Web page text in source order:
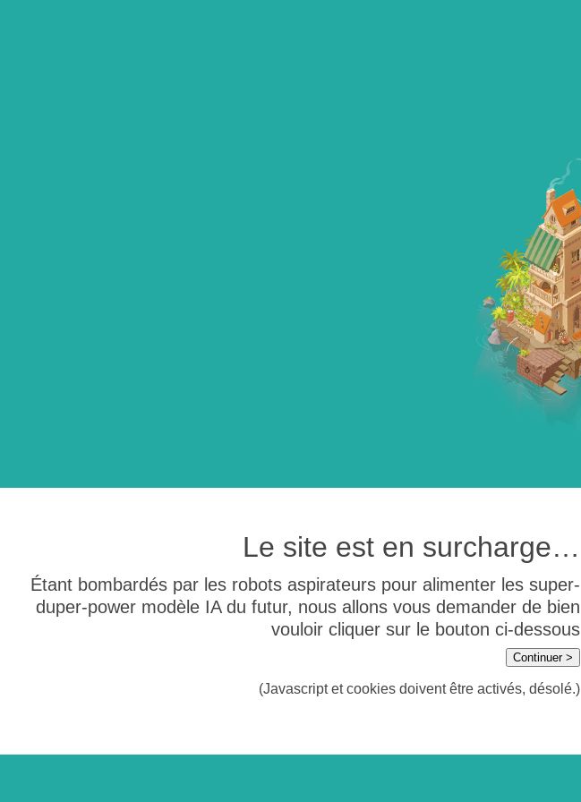
Le site est en surcharge…
Étant bombardés par les robots aspirateurs pour alimenter les super-
duper-power modèle IA du futur, nous allons vous demander de bien
vouloir cliquer sur le bouton ci-dessous
Continuer >
(Javascript et cookies doivent être activés, désolé.)